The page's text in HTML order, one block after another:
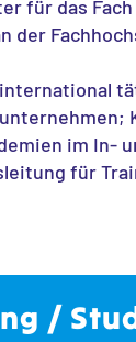
für das Fach
der
im In-
für
/